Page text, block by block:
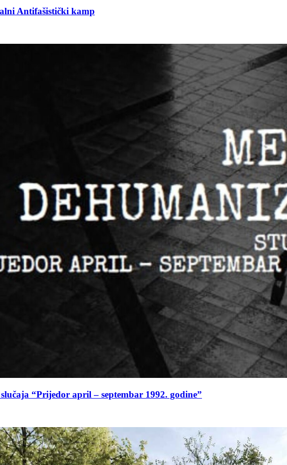
Antifašistički kamp
“Prijedor april – septembar 1992. godine”